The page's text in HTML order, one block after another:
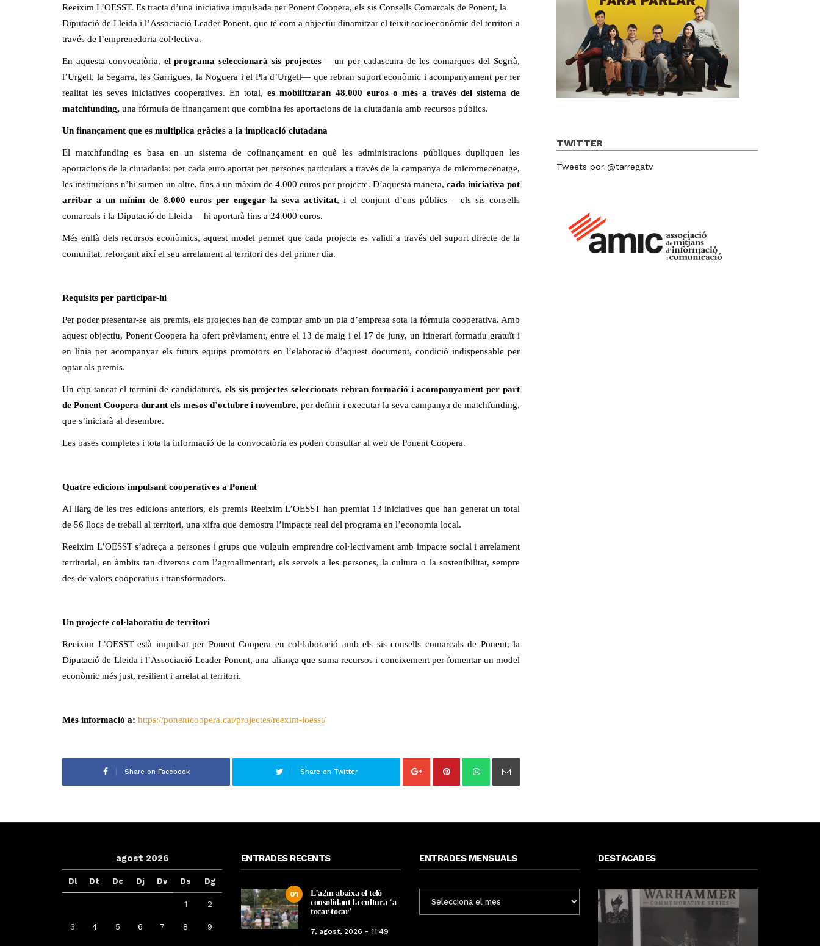
Reeixim L’OESST. Es tracta d’una iniciativa impulsada per Ponent Coopera, els sis Consells Comarcals de Ponent, la
Diputació de Lleida i l’Associació Leader Ponent, que té com a objectiu dinamitzar el teixit socioeconòmic del territori a
través de l’emprenedoria col·lectiva.
En aquesta convocatòria, el programa seleccionarà sis projectes —un per cadascuna de les comarques del Segrià,
l’Urgell, la Segarra, les Garrigues, la Noguera i el Pla d’Urgell— que rebran suport econòmic i acompanyament per fer
realitat les seves iniciatives cooperatives. En total,es mobilitzaran 48.000 euros o més a través del sistema de
matchfunding, una fórmula de finançament que combina les aportacions de la ciutadania amb recursos públics.
Un finançament que es multiplica gràcies a la implicació ciutadana
El matchfunding es basa en un sistema de cofinançament en què les administracions públiques dupliquen les
aportacions de la ciutadania: per cada euro aportat per persones particulars a través de la campanya de micromecenatge,
les institucions n’hi sumen un altre, fins a un màxim de 4.000 euros per projecte. D’aquesta manera, cada iniciativa pot
arribar a un mínim de 8.000 euros per engegar la seva activitat, i el conjunt d’ens públics —els sis consells
comarcals i la Diputació de Lleida— hi aportarà fins a 24.000 euros.
Més enllà dels recursos econòmics, aquest model permet que cada projecte es validi a través del suport directe de la
comunitat, reforçant així el seu arrelament al territori des del primer dia.
Requisits per participar-hi
Per poder presentar-se als premis, els projectes han de comptar amb un pla d’empresa sota la fórmula cooperativa. Amb
aquest objectiu, Ponent Coopera ha ofert prèviament, entre el 13 de maig i el 17 de juny, un itinerari formatiu gratuït i
en línia per acompanyar els futurs equips promotors en l’elaboració d’aquest document, condició indispensable per
optar als premis.
Un cop tancat el termini de candidatures, els sis projectes seleccionats rebran formació i acompanyament per part
de Ponent Coopera durant els mesos d’octubre i novembre, per definir i executar la seva campanya de matchfunding,
que s’iniciarà al desembre.
Les bases completes i tota la informació de la convocatòria es poden consultar al web de Ponent Coopera.
Quatre edicions impulsant cooperatives a Ponent
Al llarg de les tres edicions anteriors, els premis Reeixim L’OESST han premiat 13 iniciatives que han generat un total
de 56 llocs de treball al territori, una xifra que demostra l’impacte real del programa en l’economia local.
Reeixim L’OESST s’adreça a persones i grups que vulguin emprendre col·lectivament amb impacte social i arrelament
territorial, en àmbits tan diversos com l’agroalimentari, els serveis a les persones, la cultura o la sostenibilitat, sempre
des de valors cooperatius i transformadors.
Un projecte col·laboratiu de territori
Reeixim L’OESST està impulsat per Ponent Coopera en col·laboració amb els sis consells comarcals de Ponent, la
Diputació de Lleida i l’Associació Leader Ponent, una aliança que suma recursos i coneixement per fomentar un model
econòmic més just, resilient i arrelat al territori.
Més informació a: https://ponentcoopera.cat/projectes/reexim-loesst/
Share on Facebook Share on Twitter
TWITTER
Tweets por @tarregatv
agost 2026
Dl Dt Dc Dj Dv Ds Dg
1 2
3 4 5 6 7 8 9
ENTRADES RECENTS
01
L’a2m abaixa el teló
consolidant la cultura ‘a
tocar-tocar’
7, agost, 2026 - 11:49
ENTRADES MENSUALS
MENSUALS
DESTACADES